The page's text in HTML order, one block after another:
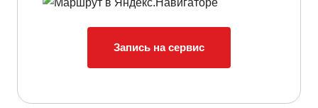
Запись на сервис